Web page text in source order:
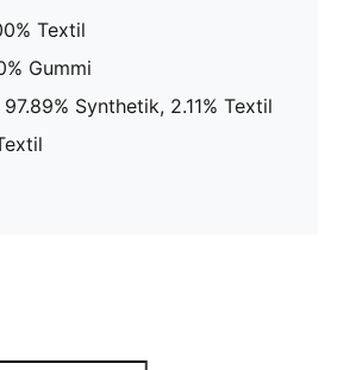
Textil
Gummi
Synthetik, 2.11% Textil